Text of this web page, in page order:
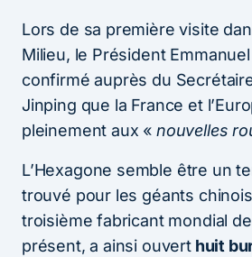
Lors de sa première visite
Milieu, le Président
confirmé auprès du
Jinping que la France et
pleinement aux « nouvelles
L’Hexagone semble être un
trouvé pour les géants
troisième fabricant mondial
présent, a ainsi ouverthuit